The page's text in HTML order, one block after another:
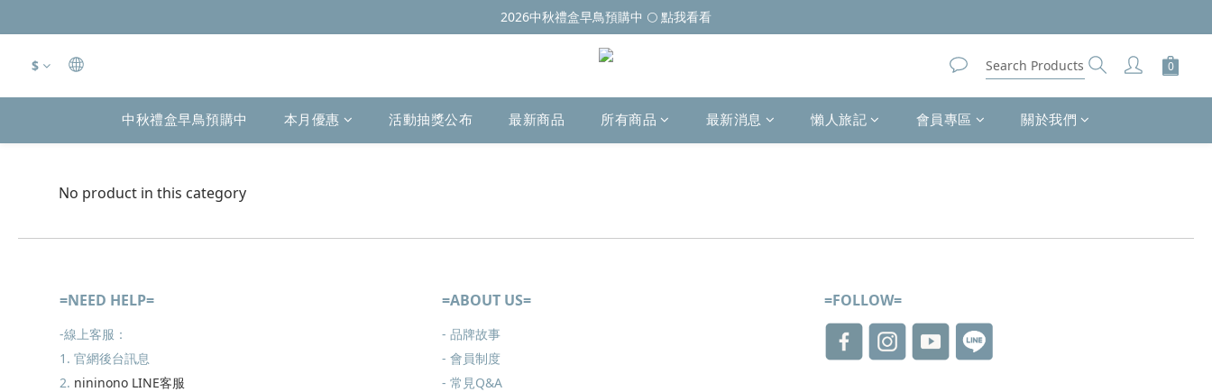
2026中秋禮盒早鳥預購中 🌕 點我看看
$
中秋禮盒早鳥預購中 本月優惠 活動抽獎公布 最新商品 所有商品 最新消息 懶人旅記 會員專區 關於我們
No product in this category
=NEED HELP=
-線上客服：
1. 官網後台訊息
2. nininono LINE客服
=ABOUT US=
- 品牌故事
- 會員制度
- 常見Q&A
=FOLLOW=